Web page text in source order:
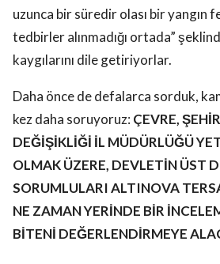
uzunca bir süredir olası bir yangın
tedbirler alınmadığı ortada”
kaygılarını dile getiriyorlar.
Daha önce de defalarca sorduk,
kez daha soruyoruz: ÇEVRE,
DEĞİŞİKLİĞİ İL MÜDÜRLÜĞÜ
OLMAK ÜZERE, DEVLETİN ÜST
SORUMLULARI ALTINOVA
NE ZAMAN YERİNDE BİR
BİTENİ DEĞERLENDİRMEYE